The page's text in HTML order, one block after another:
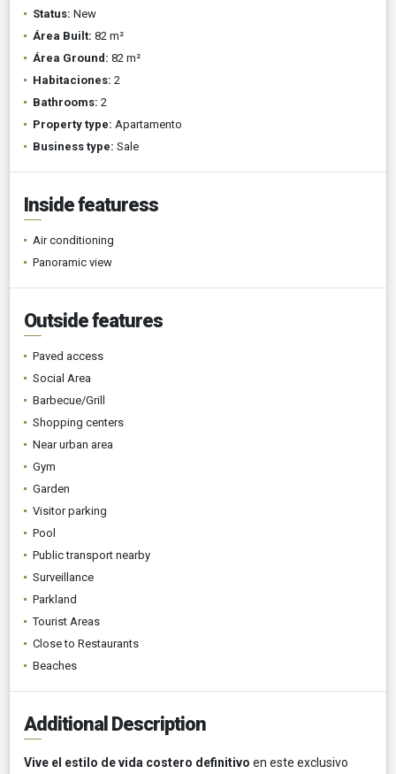
Status: New
Área Built: 82 m²
Área Ground: 82 m²
Habitaciones: 2
Bathrooms: 2
Property type: Apartamento
Business type: Sale
Inside featuress
Air conditioning
Panoramic view
Outside features
Paved access
Social Area
Barbecue/Grill
Shopping centers
Near urban area
Gym
Garden
Visitor parking
Pool
Public transport nearby
Surveillance
Parkland
Tourist Areas
Close to Restaurants
Beaches
Additional Description
Vive el estilo de vida costero definitivo en este exclusivo